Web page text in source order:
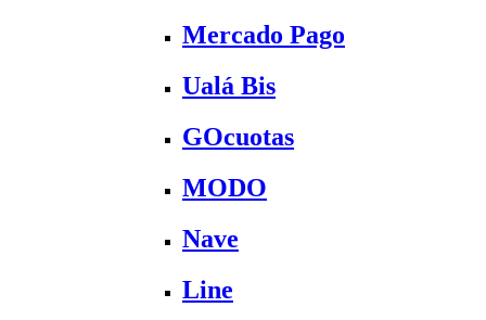
Mercado Pago
Ualá Bis
GOcuotas
MODO
Nave
Line